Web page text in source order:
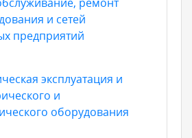
и сетей
предприятий
эксплуатация и
и
оборудования